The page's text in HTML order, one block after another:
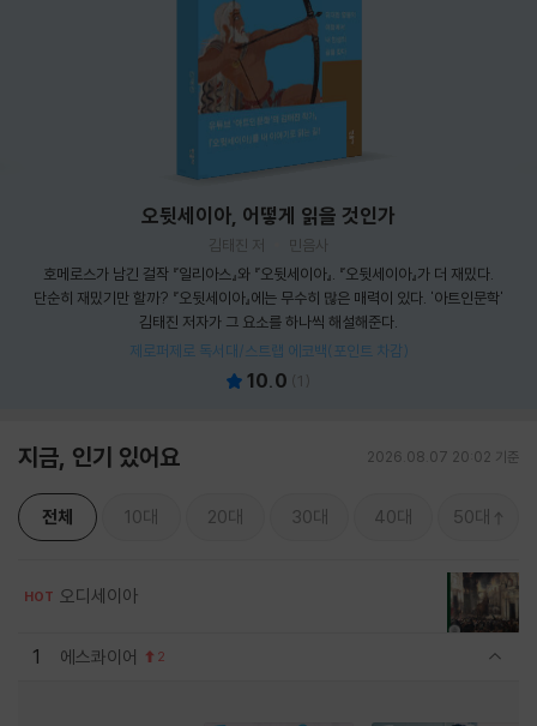
오뒷세이아, 어떻게 읽을 것인가
김태진 저
민음사
호메로스가 남긴 걸작 『일리아스』와 『오뒷세이아』. 『오뒷세이아』가 더 재밌다.
단순히 재밌기만 할까? 『오뒷세이아』에는 무수히 많은 매력이 있다. '아트인문학'
김태진 저자가 그 요소를 하나씩 해설해준다.
제로퍼제로 독서대/스트랩 에코백(포인트 차감)
10.0 (1 )
지금, 인기 있어요 2026.08.07 20:02 기준
전체 10대 20대 30대 40대 50대
HOT 오디세이아
1 에스콰이어 2